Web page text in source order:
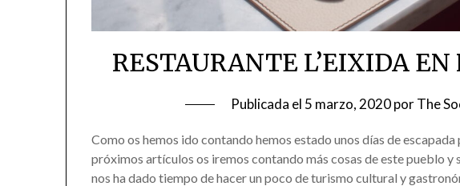
RESTAURANTE L’EIXIDA
Publicada el 5 marzo, 2020porThe
Como os hemos ido contando hemos estado unos días de
próximos artículos os iremos contando más cosas de este pueblo y
nos ha dado tiempo de hacer un poco de turismo cultural y